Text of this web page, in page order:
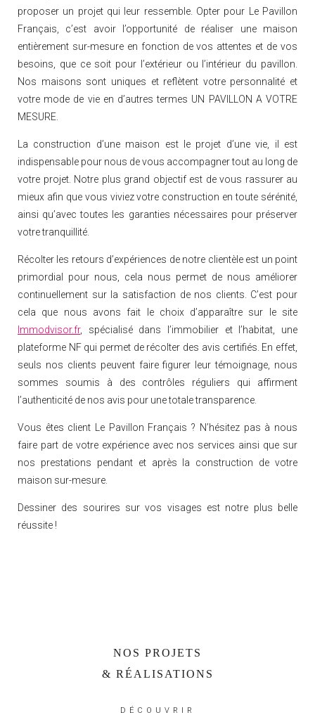
proposer un projet qui leur ressemble. Opter pour Le Pavillon
Français, c’est avoir l’opportunité de réaliser une maison
entièrement sur-mesure en fonction de vos attentes et de vos
besoins, que ce soit pour l’extérieur ou l’intérieur du pavillon.
Nos maisons sont uniques et reflètent votre personnalité et
votre mode de vie en d’autres termes UN PAVILLON A VOTRE
MESURE.
La construction d’une maison est le projet d’une vie, il est
indispensable pour nous de vous accompagner tout au long de
votre projet. Notre plus grand objectif est de vous rassurer au
mieux afin que vous viviez votre construction en toute sérénité,
ainsi qu’avec toutes les garanties nécessaires pour préserver
votre tranquillité.
Récolter les retours d’expériences de notre clientèle est un point
primordial pour nous, cela nous permet de nous améliorer
continuellement sur la satisfaction de nos clients. C’est pour
cela que nous avons fait le choix d’apparaître sur le site
Immodvisor.fr, spécialisé dans l’immobilier et l’habitat, une
plateforme NF qui permet de récolter des avis certifiés. En effet,
seuls nos clients peuvent faire figurer leur témoignage, nous
sommes soumis à des contrôles réguliers qui affirment
l’authenticité de nos avis pour une totale transparence.
Vous êtes client Le Pavillon Français ? N’hésitez pas à nous
faire part de votre expérience avec nos services ainsi que sur
nos prestations pendant et après la construction de votre
maison sur-mesure.
Dessiner des sourires sur vos visages est notre plus belle
réussite !
NOS PROJETS
& RÉALISATIONS
DÉCOUVRIR